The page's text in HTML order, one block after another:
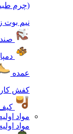
(چرم
نیم بوت
عمده
کفش کار
مواد
مواد